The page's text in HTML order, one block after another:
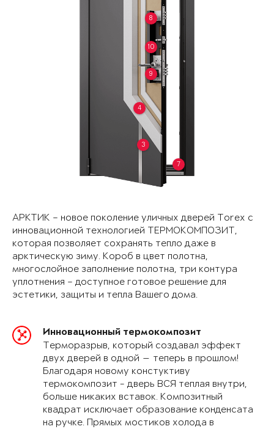
3
4
7
8
9
10
АРКТИК – новое поколение уличных дверей Torex с
инновационной технологией ТЕРМОКОМПОЗИТ,
которая позволяет сохранять тепло даже в
арктическую зиму. Короб в цвет полотна,
многослойное заполнение полотна, три контура
уплотнения – доступное готовое решение для
эстетики, защиты и тепла Вашего дома.
Инновационный термокомпозит
Терморазрыв, который создавал эффект
двух дверей в одной — теперь в прошлом!
Благодаря новому констуктиву
термокомпозит - дверь ВСЯ теплая внутри,
больше никаких вставок. Композитный
квадрат исключает образование конденсата
на ручке. Прямых мостиков холода в